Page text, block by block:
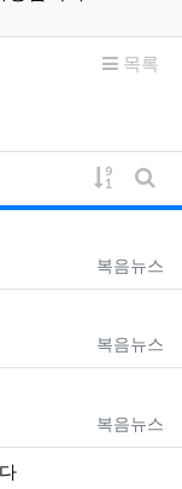
목록
게시물
게
등록자
복음뉴스
등록자
복음뉴스
등록자
복음뉴스